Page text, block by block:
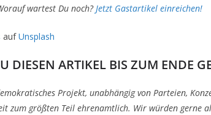
wartest Du noch?Jetzt Gastartikel einreichen!
aufUnsplash
DIESEN ARTIKEL BIS ZUM ENDE
Projekt, unabhängig von Parteien,
zum größten Teil ehrenamtlich. Wir würden gerne